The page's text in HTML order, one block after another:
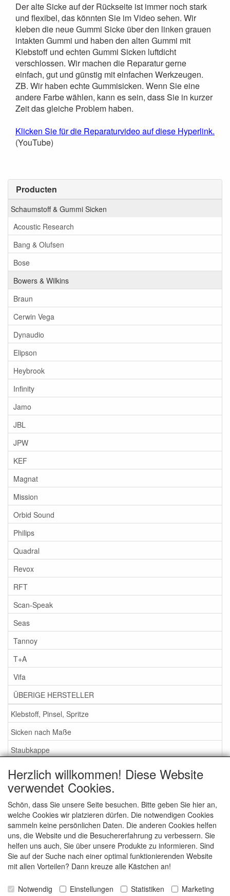
Producten
Schaumstoff & Gummi Sicken
Acoustic Research
Bang & Olufsen
Bose
Bowers & Wilkins
Braun
Cerwin Vega
Dynaudio
Elipson
Heybrook
Infinity
Jamo
JBL
JPW
KEF
Magnat
Mission
Orbid Sound
Philips
Quadral
Revox
RFT
Scan-Speak
Seas
Tannoy
T+A
Vifa
ÜBERIGE HERSTELLER
Klebstoff, Pinsel, Spritze
Sicken nach Maße
Staubkappe
Service
Schaumstoff oder Gummi Sicken?
Wichtig bei Bestellung
Nachrichten
Kontakt
Allgemeine Verkaufsbedingungen
Der alte Sicke auf der Rückseite ist immer noch stark
und flexibel, das könnten Sie im Video sehen. Wir
kleben die neue Gummi Sicke über den linken grauen
intakten Gummi und haben den alten Gummi mit
Klebstoff und echten Gummi Sicken luftdicht
verschlossen. Wir machen die Reparatur gerne
einfach, gut und günstig mit einfachen Werkzeugen.
ZB. Wir haben echte Gummisicken. Wenn Sie eine
andere Farbe wählen, kann es sein, dass Sie in kurzer
Zeit das gleiche Problem haben.
Klicken Sie für die Reparaturvideo auf diese Hyperlink.
(YouTube)
Herzlich willkommen! Diese Website
verwendet Cookies.
Schön, dass Sie unsere Seite besuchen. Bitte geben Sie hier an,
welche Cookies wir platzieren dürfen. Die notwendigen Cookies
sammeln keine persönlichen Daten. Die anderen Cookies helfen
uns, die Website und die Besuchererfahrung zu verbessern. Sie
helfen uns auch, Sie über unsere Produkte zu informieren. Sind
Sie auf der Suche nach einer optimal funktionierenden Website
mit allen Vorteilen? Dann kreuze alle Kästchen an!
Notwendig Einstellungen Statistiken Marketing